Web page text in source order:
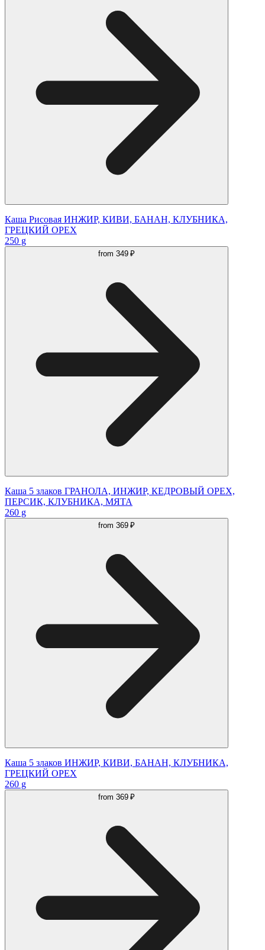
Каша Рисовая ИНЖИР, КИВИ, БАНАН, КЛУБНИКА,
ГРЕЦКИЙ ОРЕХ
250 g
from 349 ₽
Каша 5 злаков ГРАНОЛА, ИНЖИР, КЕДРОВЫЙ ОРЕХ,
ПЕРСИК, КЛУБНИКА, МЯТА
260 g
from 369 ₽
Каша 5 злаков ИНЖИР, КИВИ, БАНАН, КЛУБНИКА,
ГРЕЦКИЙ ОРЕХ
260 g
from 369 ₽